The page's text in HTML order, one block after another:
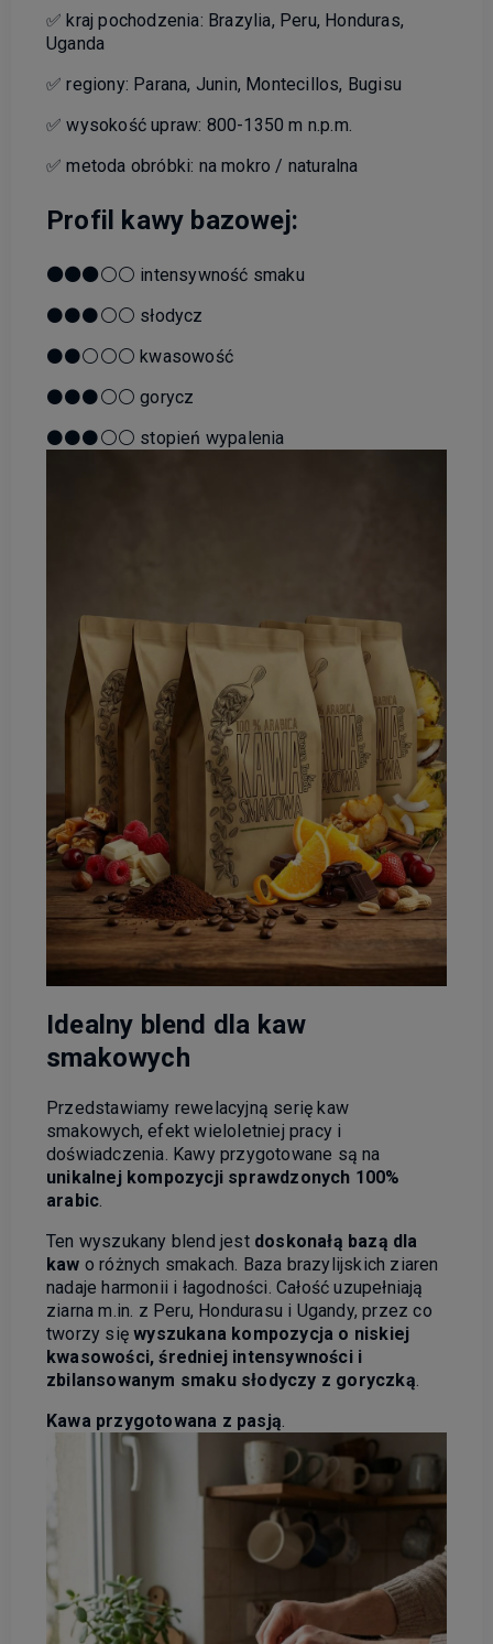
✅ kraj pochodzenia: Brazylia, Peru, Honduras,
Uganda
✅ regiony: Parana, Junin, Montecillos, Bugisu
✅ wysokość upraw: 800-1350 m n.p.m.
✅ metoda obróbki: na mokro / naturalna
Profil kawy bazowej:
⚫⚫⚫⚪⚪ intensywność smaku
⚫⚫⚫⚪⚪ słodycz
⚫⚫⚪⚪⚪ kwasowość
⚫⚫⚫⚪⚪ gorycz
⚫⚫⚫⚪⚪ stopień wypalenia
Idealny blend dla kaw
smakowych
Przedstawiamy rewelacyjną serię kaw
smakowych, efekt wieloletniej pracy i
doświadczenia. Kawy przygotowane są na
unikalnej kompozycji sprawdzonych 100%
arabic.
Ten wyszukany blend jest doskonałą bazą dla
kaw o różnych smakach. Baza brazylijskich ziaren
nadaje harmonii i łagodności. Całość uzupełniają
ziarna m.in. z Peru, Hondurasu i Ugandy, przez co
tworzy sięwyszukana kompozycja o niskiej
kwasowości, średniej intensywności i
zbilansowanym smaku słodyczy z goryczką.
Kawa przygotowana z pasją.